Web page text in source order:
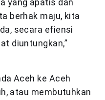
yang apatis dan
berhak maju, kita
secara efiensi
diuntungkan,”
Aceh ke Aceh
atau membutuhkan